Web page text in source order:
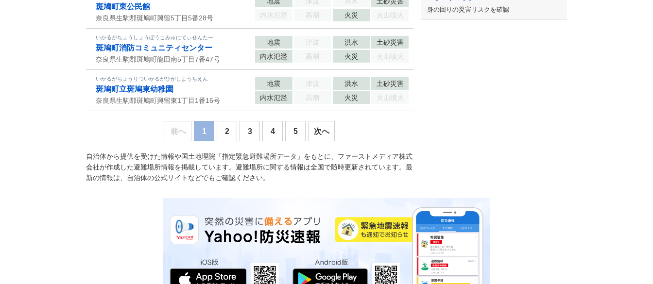
斑鳩町東公民館
奈良県生駒郡斑鳩町興留5丁目5番28号
内水氾濫
高潮 火災 火山噴火
いかるがちょうしょうぼうこみゅにてぃせんたー
斑鳩町消防コミュニティセンター
奈良県生駒郡斑鳩町龍田南5丁目7番47号
地震 津波 洪水
土砂災害
内水氾濫
高潮 火災 火山噴火
いかるがちょうりついかるがひがしようちえん
斑鳩町立斑鳩東幼稚園
奈良県生駒郡斑鳩町興留東1丁目1番16号
地震 津波 洪水
土砂災害
内水氾濫
高潮 火災 火山噴火
前へ 1 2 3 4 5 次へ
自治体から提供を受けた情報や国土地理院「指定緊急避難場所データ」をもとに、ファーストメディア株式
会社が作成した避難場所情報を掲載しています。避難場所に関する情報は全国で随時更新されています。最
新の情報は、自治体の公式サイトなどでもご確認ください。
身の回りの災害リスクを確認